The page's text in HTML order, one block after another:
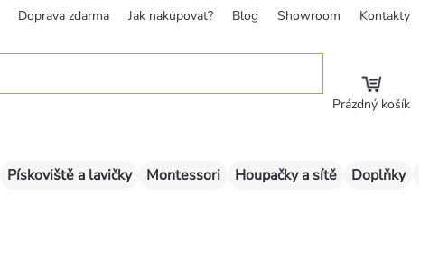
Doprava zdarma Jak nakupovat? Blog Showroom Kontakty
Prázdný košík
Pískoviště a lavičky Montessori Houpačky a sítě Doplňky